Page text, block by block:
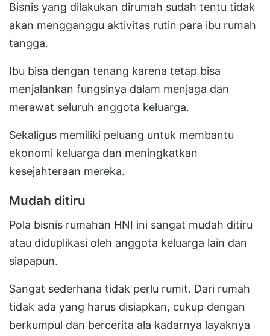
Bisnis yang dilakukan dirumah sudah tentu tidak
akan mengganggu aktivitas rutin para ibu rumah
tangga.
Ibu bisa dengan tenang karena tetap bisa
menjalankan fungsinya dalam menjaga dan
merawat seluruh anggota keluarga.
Sekaligus memiliki peluang untuk membantu
ekonomi keluarga dan meningkatkan
kesejahteraan mereka.
Mudah ditiru
Pola bisnis rumahan HNI ini sangat mudah ditiru
atau diduplikasi oleh anggota keluarga lain dan
siapapun.
Sangat sederhana tidak perlu rumit. Dari rumah
tidak ada yang harus disiapkan, cukup dengan
berkumpul dan bercerita ala kadarnya layaknya